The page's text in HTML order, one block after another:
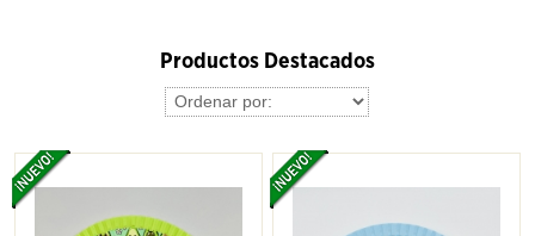
Productos Destacados